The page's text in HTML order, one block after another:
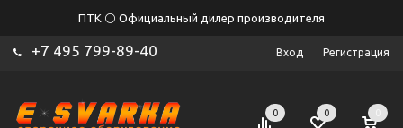
ПТК ⚪ Официальный дилер производителя
+7 495 799-89-40 Вход Регистрация
0 0